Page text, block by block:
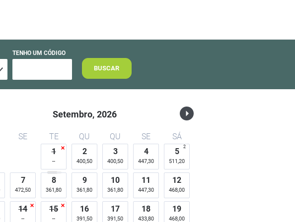
TENHO UM CÓDIGO
BUSCAR
Setembro, 2026
SE TE QU QU SE
SÁ
1
2
400,50
3
400,50
4
447,30
5
511,20
2
7
472,50
8
361,80
9
361,80
10
361,80
11
447,30
12
468,00
14 15 16
391,50
17
391,50
18
433,80
19
468,00